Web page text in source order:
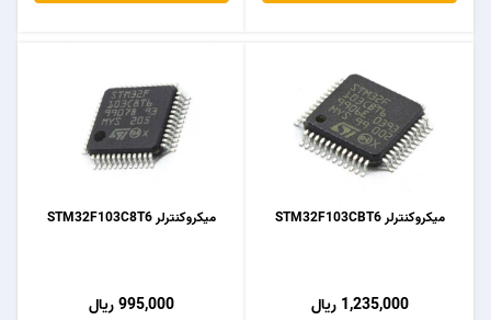
میکروکنترلر STM32F103C8T6
995,000 ریال
میکروکنترلر STM32F103CBT6
1,235,000 ریال